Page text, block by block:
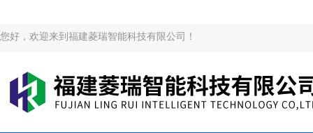
您好，欢迎来到福建菱瑞智能科技有限公司！